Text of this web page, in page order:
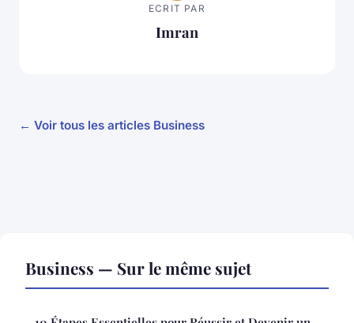
ECRIT PAR
Imran
← Voir tous les articles Business
Business — Sur le même sujet